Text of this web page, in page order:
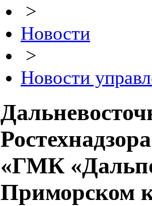
>
Новости
>
Новости
«ГМК
Приморском